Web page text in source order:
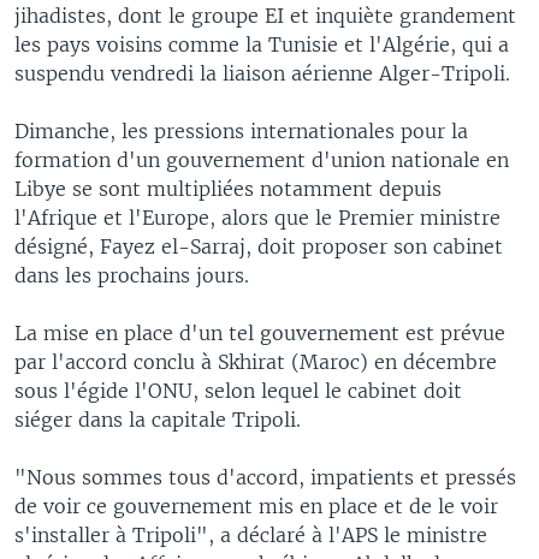
jihadistes, dont le groupe EI et inquiète grandement
les pays voisins comme la Tunisie et l'Algérie, qui a
suspendu vendredi la liaison aérienne Alger-Tripoli.
Dimanche, les pressions internationales pour la
formation d'un gouvernement d'union nationale en
Libye se sont multipliées notamment depuis
l'Afrique et l'Europe, alors que le Premier ministre
désigné, Fayez el-Sarraj, doit proposer son cabinet
dans les prochains jours.
La mise en place d'un tel gouvernement est prévue
par l'accord conclu à Skhirat (Maroc) en décembre
sous l'égide l'ONU, selon lequel le cabinet doit
siéger dans la capitale Tripoli.
"Nous sommes tous d'accord, impatients et pressés
de voir ce gouvernement mis en place et de le voir
s'installer à Tripoli", a déclaré à l'APS le ministre